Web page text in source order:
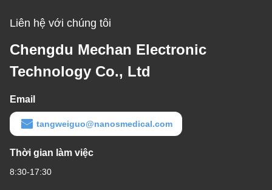
Liên hệ với chúng tôi
Chengdu Mechan Electronic
Technology Co., Ltd
Email
tangweiguo@nanosmedical.com
Thời gian làm việc
8:30-17:30